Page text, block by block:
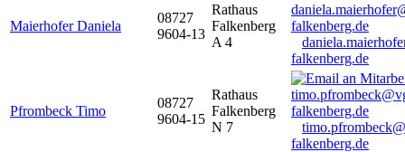
Maierhofer Daniela
08727
9604-13
Rathaus
Falkenberg
A 4
falkenberg.de
Pfrombeck Timo
08727
9604-15
Rathaus
Falkenberg
N 7
falkenberg.de